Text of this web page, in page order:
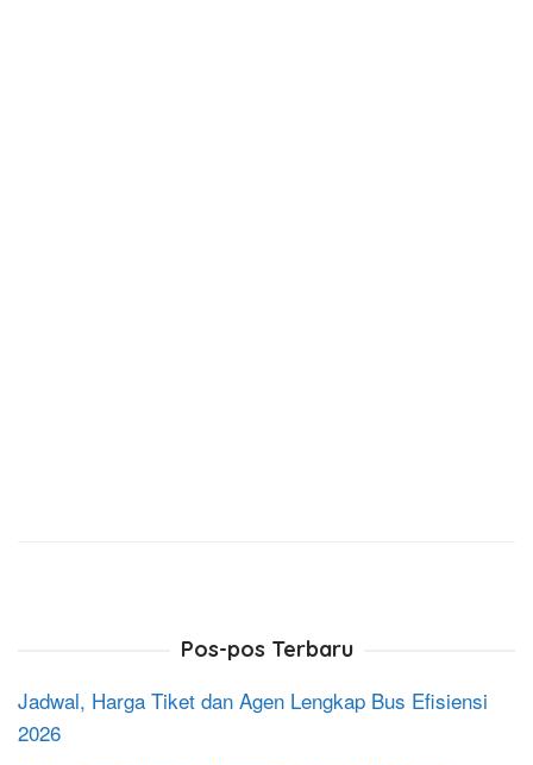
Pos-pos Terbaru
Jadwal, Harga Tiket dan Agen Lengkap Bus Efisiensi
2026